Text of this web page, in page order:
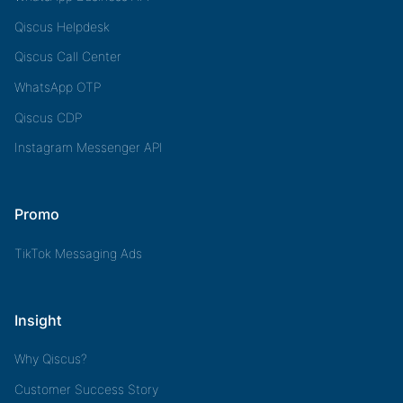
Qiscus Helpdesk
Qiscus Call Center
WhatsApp OTP
Qiscus CDP
Instagram Messenger API
Promo
TikTok Messaging Ads
Insight
Why Qiscus?
Customer Success Story